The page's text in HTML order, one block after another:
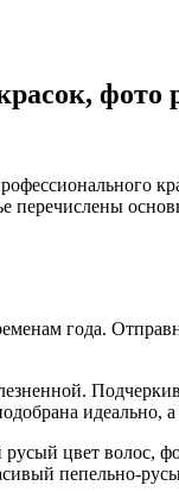
фото
года.
идеально,
цвет волос,
пепельно-